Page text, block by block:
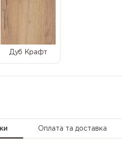
Дуб Крафт
Оплата та доставка